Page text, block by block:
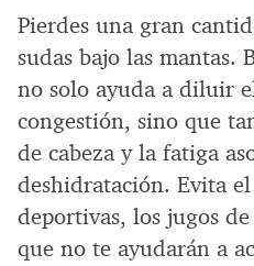
Pierdes una gran
sudas bajo las mantas.
no solo ayuda a diluir
congestión, sino que
de cabeza y la fatiga
deshidratación. Evita
deportivas, los jugos
que no te ayudarán a